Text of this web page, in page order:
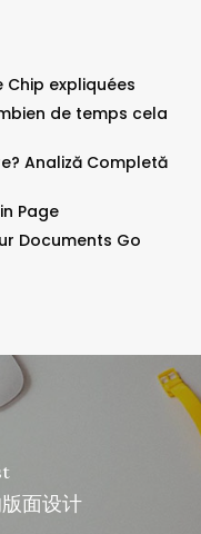
Chip expliquées
de temps cela
Analiză Completă
Page
Documents Go
面设计